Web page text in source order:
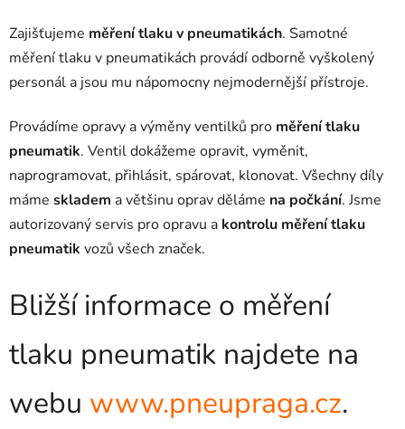
Zajišťujeme měření tlaku v pneumatikách. Samotné
měření tlaku v pneumatikách provádí odborně vyškolený
personál a jsou mu nápomocny nejmodernější přístroje.
Provádíme opravy a výměny ventilků pro měření tlaku
pneumatik. Ventil dokážeme opravit, vyměnit,
naprogramovat, přihlásit, spárovat, klonovat. Všechny díly
máme skladem a většinu oprav děláme na počkání. Jsme
autorizovaný servis pro opravu a kontrolu měření tlaku
pneumatik vozů všech značek.
Bližší informace o měření
tlaku pneumatik najdete na
webu www.pneupraga.cz.